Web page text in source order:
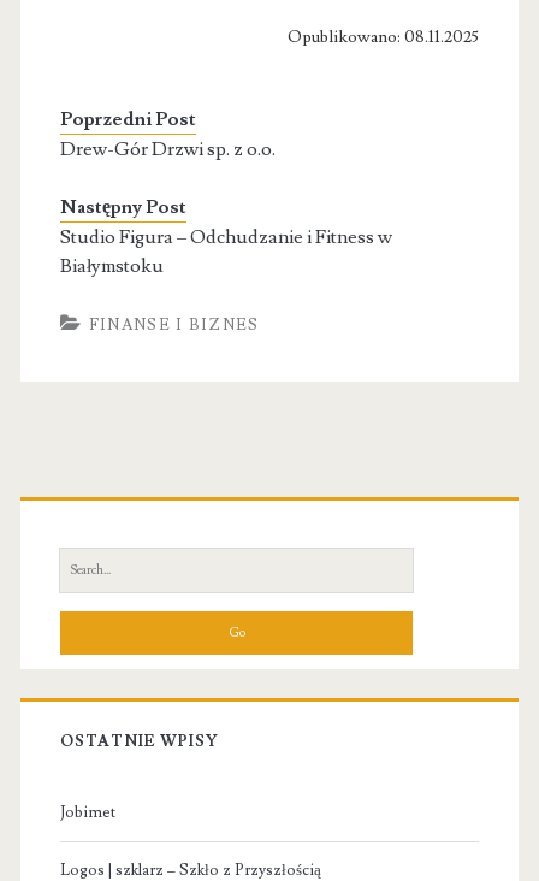
Opublikowano: 08.11.2025
Poprzedni Post
Drew-Gór Drzwi sp. z o.o.
Następny Post
Studio Figura – Odchudzanie i Fitness w
Białymstoku
FINANSE I BIZNES
Primary
Sidebar
Search
for:
OSTATNIE WPISY
Jobimet
Logos | szklarz – Szkło z Przyszłością